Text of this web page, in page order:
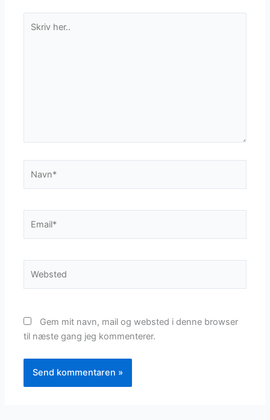
her..
Gem mit navn, mail og websted i denne browser
til næste gang jeg kommenterer.